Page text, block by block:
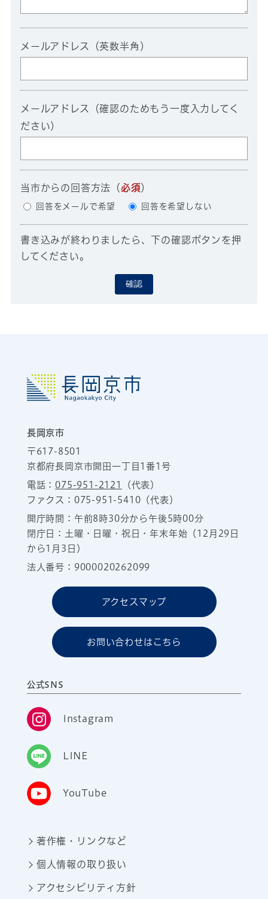
メールアドレス（英数半角）
メールアドレス（確認のためもう一度入力してく
ださい）
当市からの回答方法 （必須）
回答をメールで希望 回答を希望しない
書き込みが終わりましたら、下の確認ボタンを押
してください。
確認
長岡京市
〒617-8501
京都府長岡京市開田一丁目1番1号
電話：075-951-2121
（代表）
ファクス：075-951-5410（代表）
開庁時間：午前8時30分から午後5時00分
閉庁日：土曜・日曜・祝日・年末年始（12月29日
から1月3日）
法人番号：9000020262099
アクセスマップ
お問い合わせはこちら
公式SNS
Instagram
LINE
YouTube
著作権・リンクなど
個人情報の取り扱い
アクセシビリティ方針